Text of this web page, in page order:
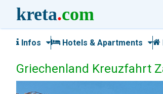
kreta.com
Infos Hotels & Apartments
Griechenland Kreuzfahrt